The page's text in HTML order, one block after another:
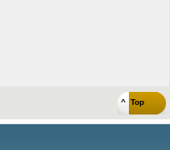
^ Top